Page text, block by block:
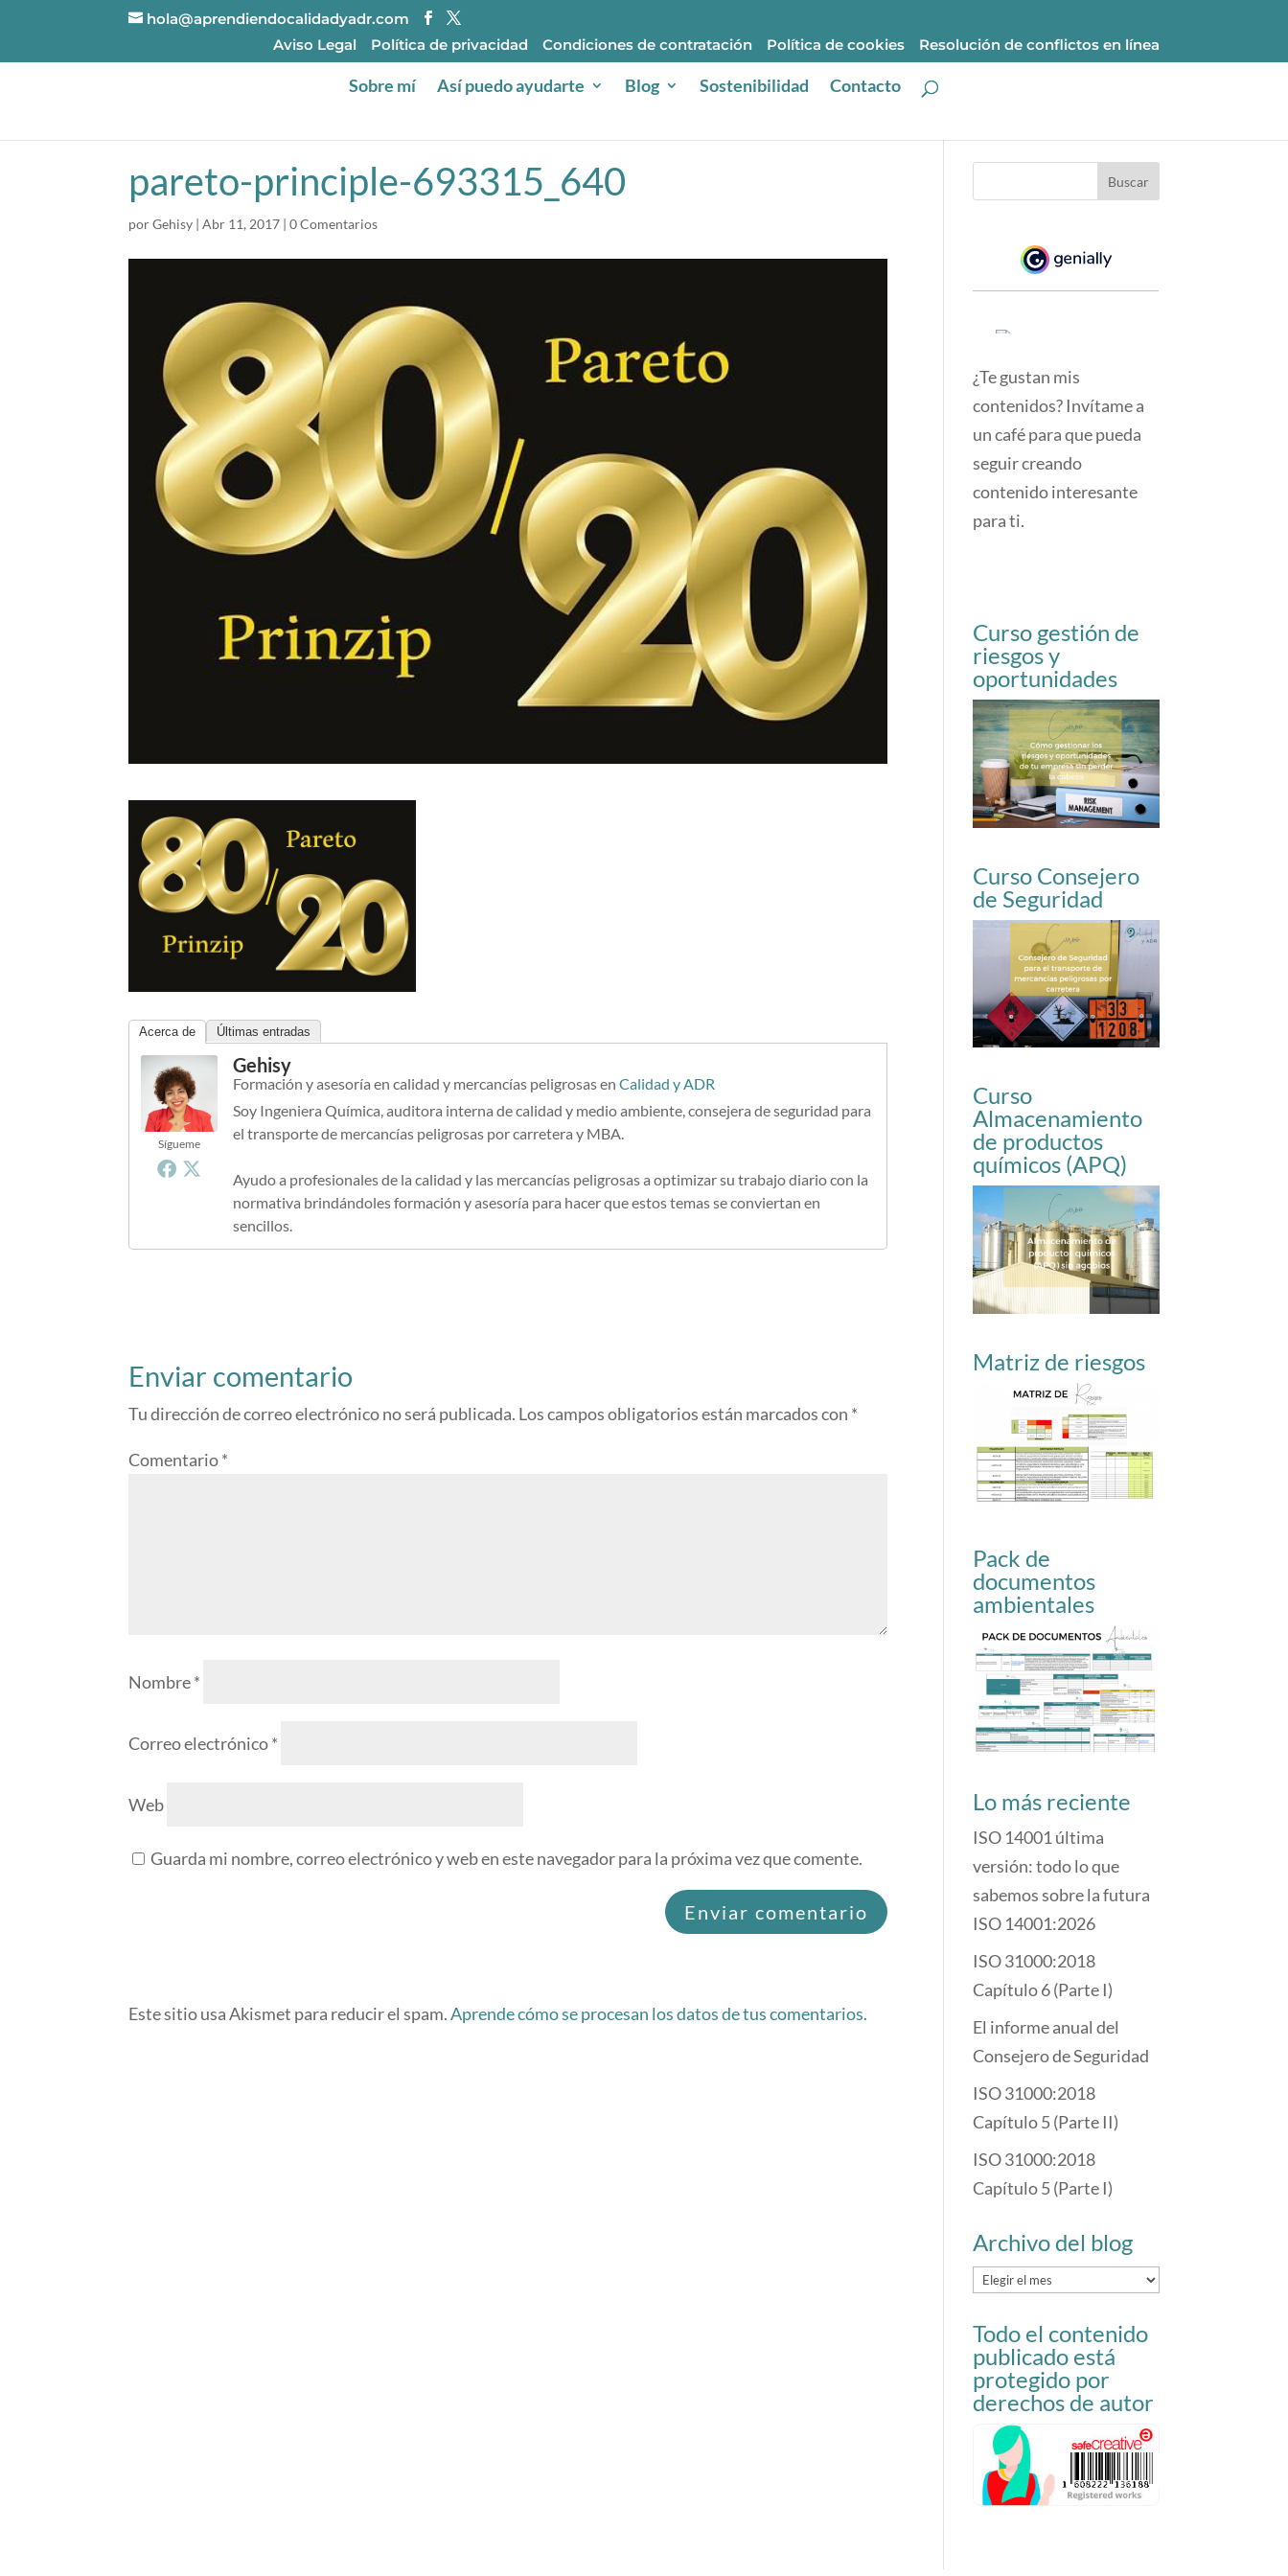
hola@aprendiendocalidadyadr.com
Aviso Legal
Política de privacidad Condiciones de contratación Política de cookies Resolución de conflictos en línea
Sobre mí Así puedo ayudarte Blog Sostenibilidad Contacto
pareto-principle-693315_640
porGehisy |Abr 11, 2017 |0 Comentarios
Acerca de Últimas entradas
Sígueme
Gehisy
Formación y asesoría en calidad y mercancías peligrosasenCalidad y ADR
Soy Ingeniera Química, auditora interna de calidad y medio ambiente, consejera de seguridad para
el transporte de mercancías peligrosas por carretera y MBA.
Ayudo a profesionales de la calidad y las mercancías peligrosas a optimizar su trabajo diario con la
normativa brindándoles formación y asesoría para hacer que estos temas se conviertan en
sencillos.
Enviar comentario
Tu dirección de correo electrónico no será publicada. Los campos obligatorios están marcados con *
Comentario*
Nombre*
Correo electrónico*
Web
Guarda mi nombre, correo electrónico y web en este navegador para la próxima vez que comente.
Este sitio usa Akismet para reducir el spam.Aprende cómo se procesan los datos de tus comentarios.
¿Te gustan mis
contenidos? Invítame a
un café para que pueda
seguir creando
contenido interesante
para ti.
Curso gestión de
riesgos y
oportunidades
Curso Consejero
de Seguridad
Curso
Almacenamiento
de productos
químicos (APQ)
Matriz de riesgos
Pack de
documentos
ambientales
Lo más reciente
ISO 14001 última
versión: todo lo que
sabemos sobre la futura
ISO 14001:2026
ISO 31000:2018
Capítulo 6 (Parte I)
El informe anual del
Consejero de Seguridad
ISO 31000:2018
Capítulo 5 (Parte II)
ISO 31000:2018
Capítulo 5 (Parte I)
Archivo del blog
Archivo
blog
Todo el contenido
publicado está
protegido por
derechos de autor